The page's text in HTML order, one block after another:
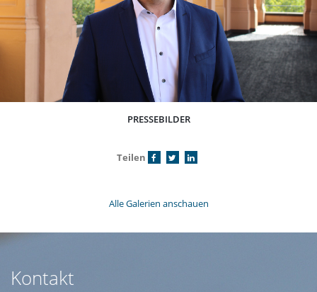
PRESSEBILDER
Teilen
Alle Galerien anschauen
Kontakt